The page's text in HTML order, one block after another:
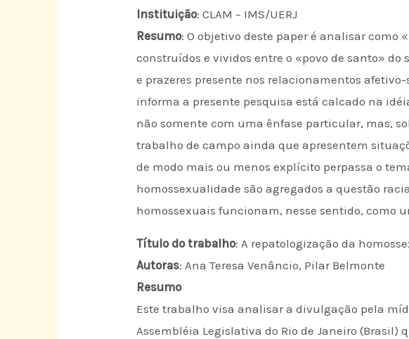
Instituição: CLAM – IMS/UERJ
Resumo: O objetivo deste paper é analisar como
construídos e vividos entre o «povo de santo»
e prazeres presente nos relacionamentos
informa a presente pesquisa está calcado na
não somente com uma ênfase particular, mas,
trabalho de campo ainda que apresentem
de modo mais ou menos explícito perpassa o
homossexualidade são agregados a questão
homossexuais funcionam, nesse sentido, como
Título do trabalho: A repatologização da
Autoras: Ana Teresa Venâncio, Pilar Belmonte
Resumo
Este trabalho visa analisar a divulgação pela
Assembléia Legislativa do Rio de Janeiro (Brasil)